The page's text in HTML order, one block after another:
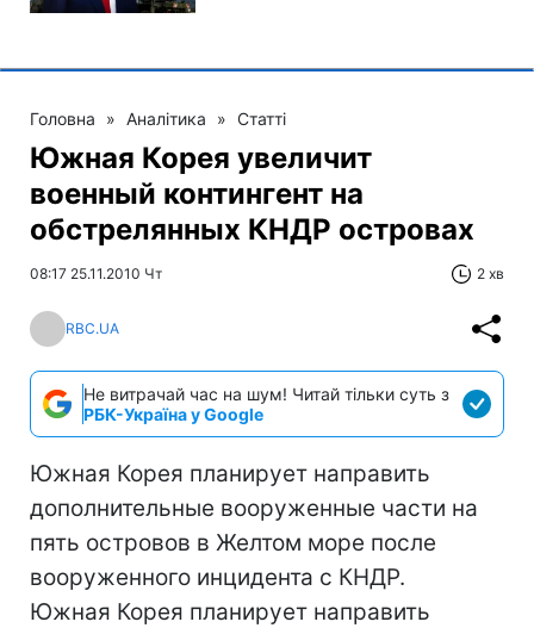
Головна » Аналітика » Статті
Южная Корея увеличит
военный контингент на
обстрелянных КНДР островах
08:17 25.11.2010 Чт 2 хв
RBC.UA
Не витрачай час на шум! Читай тільки суть з
РБК-Україна у Google
Южная Корея планирует направить
дополнительные вооруженные части на
пять островов в Желтом море после
вооруженного инцидента с КНДР.
Южная Корея планирует направить